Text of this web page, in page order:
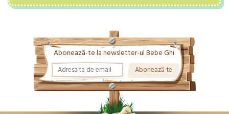
Abonează-te la newsletter-ul Bebe Ghi